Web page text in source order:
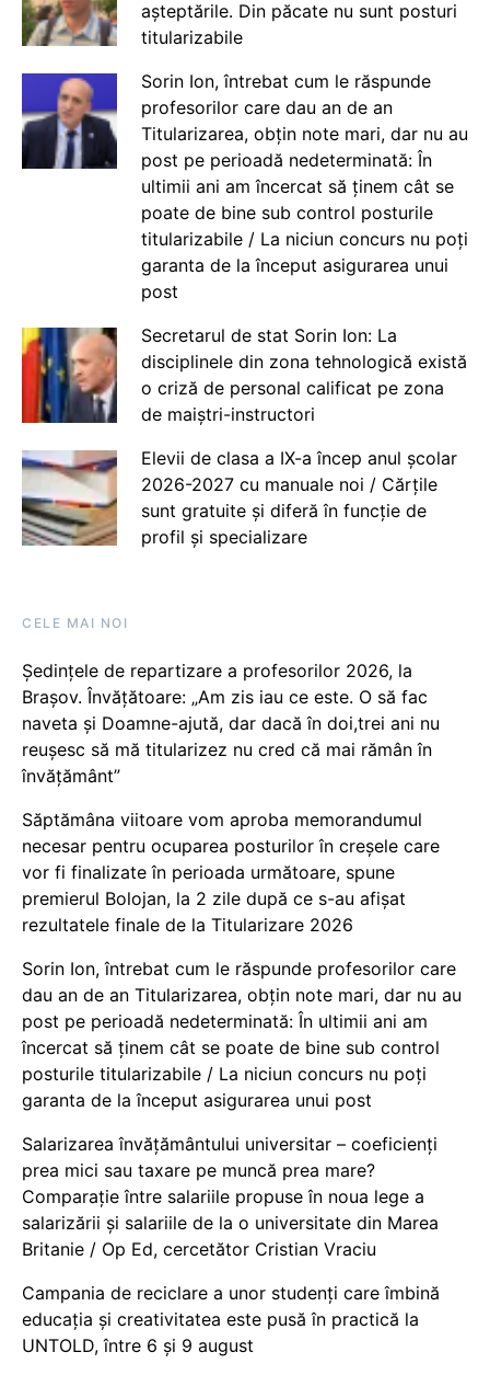
așteptările. Din păcate nu sunt posturi
titularizabile
Sorin Ion, întrebat cum le răspunde
profesorilor care dau an de an
Titularizarea, obțin note mari, dar nu au
post pe perioadă nedeterminată: În
ultimii ani am încercat să ținem cât se
poate de bine sub control posturile
titularizabile / La niciun concurs nu poți
garanta de la început asigurarea unui
post
Secretarul de stat Sorin Ion: La
disciplinele din zona tehnologică există
o criză de personal calificat pe zona
de maiștri-instructori
Elevii de clasa a IX-a încep anul școlar
2026-2027 cu manuale noi / Cărțile
sunt gratuite și diferă în funcție de
profil și specializare
CELE MAI NOI
Ședințele de repartizare a profesorilor 2026, la
Brașov. Învățătoare: „Am zis iau ce este. O să fac
naveta și Doamne-ajută, dar dacă în doi,trei ani nu
reușesc să mă titularizez nu cred că mai rămân în
învățământ”
Săptămâna viitoare vom aproba memorandumul
necesar pentru ocuparea posturilor în creșele care
vor fi finalizate în perioada următoare, spune
premierul Bolojan, la 2 zile după ce s-au afișat
rezultatele finale de la Titularizare 2026
Sorin Ion, întrebat cum le răspunde profesorilor care
dau an de an Titularizarea, obțin note mari, dar nu au
post pe perioadă nedeterminată: În ultimii ani am
încercat să ținem cât se poate de bine sub control
posturile titularizabile / La niciun concurs nu poți
garanta de la început asigurarea unui post
Salarizarea învățământului universitar – coeficienți
prea mici sau taxare pe muncă prea mare?
Comparație între salariile propuse în noua lege a
salarizării și salariile de la o universitate din Marea
Britanie / Op Ed, cercetător Cristian Vraciu
Campania de reciclare a unor studenți care îmbină
educația și creativitatea este pusă în practică la
UNTOLD, între 6 și 9 august